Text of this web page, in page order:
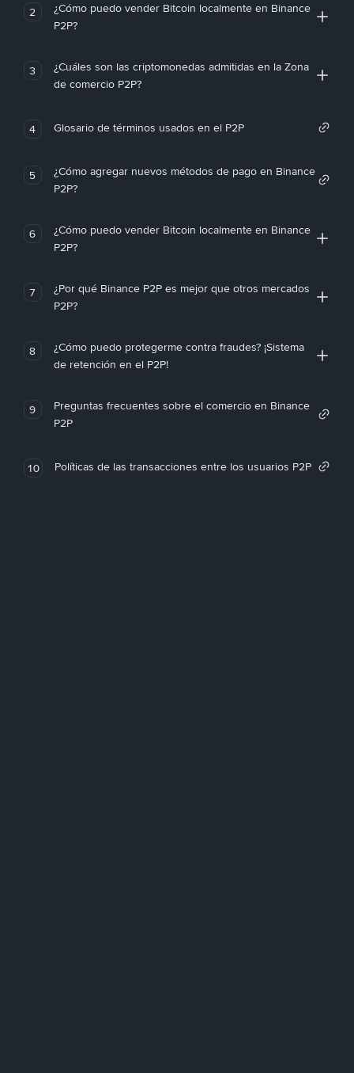
2
¿Cómo puedo vender Bitcoin localmente en Binance
P2P?
3
¿Cuáles son las criptomonedas admitidas en la Zona
de comercio P2P?
4 Glosario de términos usados en el P2P
5
¿Cómo agregar nuevos métodos de pago en Binance
P2P?
6
¿Cómo puedo vender Bitcoin localmente en Binance
P2P?
7
¿Por qué Binance P2P es mejor que otros mercados
P2P?
8
¿Cómo puedo protegerme contra fraudes? ¡Sistema
de retención en el P2P!
9
Preguntas frecuentes sobre el comercio en Binance
P2P
10 Políticas de las transacciones entre los usuarios P2P